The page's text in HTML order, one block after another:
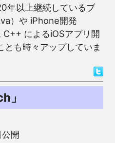
年以上継続しているブ
）や iPhone開発
によるiOSアプリ開
も時々アップしていま
」
開